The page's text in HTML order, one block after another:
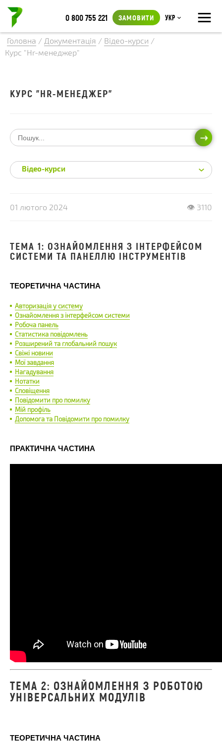
≡
0 800 755 221 ЗАМОВИТИ Укр
Головна / Документація / Відео-курси /
Курс "Hr-менеджер"
01 лютого 2024 👁 3110
ТЕМА 1: ОЗНАЙОМЛЕННЯ З ІНТЕРФЕЙСОМ
СИСТЕМИ ТА ПАНЕЛЛЮ ІНСТРУМЕНТІВ
ТЕОРЕТИЧНА ЧАСТИНА
Авторизація у систему
Ознайомлення з інтерфейсом системи
Робоча панель
Статистика повідомлень
Розширений та глобальний пошук
Свіжі новини
Мої завдання
Нагадування
Нотатки
Сповіщення
Повідомити про помилку
Мій профіль
Допомога та Повідомити про помилку
ПРАКТИЧНА ЧАСТИНА
ТЕМА 2: ОЗНАЙОМЛЕННЯ З РОБОТОЮ
УНІВЕРСАЛЬНИХ МОДУЛІВ
ТЕОРЕТИЧНА ЧАСТИНА
КУРС "HR-МЕНЕДЖЕР"
Відео-курси